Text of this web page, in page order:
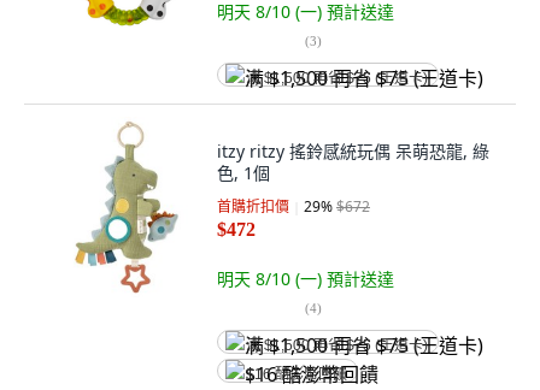
明天 8/10 (一) 預計送達
(3)
满 $1,500 再省 $75 (王道卡)
itzy ritzy 搖鈴感統玩偶 呆萌恐龍, 綠
色, 1個
首購折扣價 29%$672
$472
明天 8/10 (一) 預計送達
(4)
满 $1,500 再省 $75 (王道卡)
$16 酷澎幣回饋